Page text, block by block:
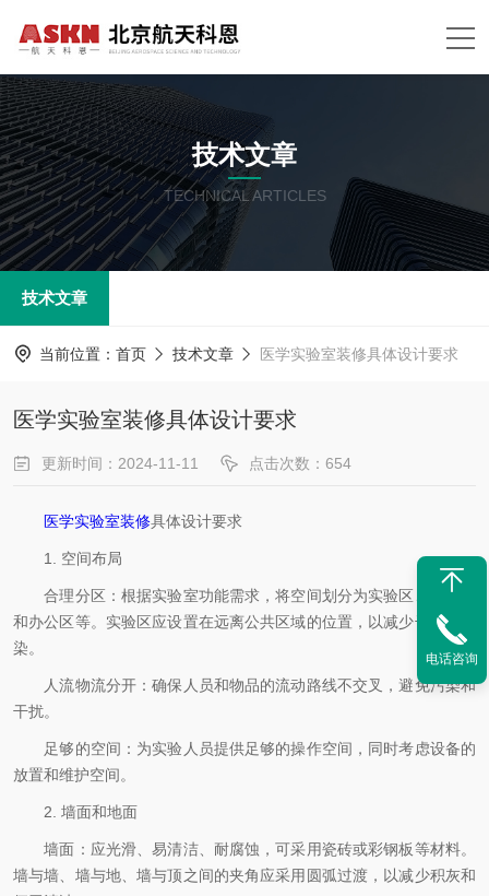
技术文章
TECHNICAL ARTICLES
技术文章
当前位置： 首页 技术文章 医学实验室装修具体设计要求
医学实验室装修具体设计要求
更新时间：2024-11-11 点击次数：654
医学实验室装修具体设计要求
1. 空间布局
合理分区：根据实验室功能需求，将空间划分为实验区、辅助区
和办公区等。实验区应设置在远离公共区域的位置，以减少干扰和污
染。
人流物流分开：确保人员和物品的流动路线不交叉，避免污染和
干扰。
足够的空间：为实验人员提供足够的操作空间，同时考虑设备的
放置和维护空间。
2. 墙面和地面
墙面：应光滑、易清洁、耐腐蚀，可采用瓷砖或彩钢板等材料。
墙与墙、墙与地、墙与顶之间的夹角应采用圆弧过渡，以减少积灰和
电话咨询